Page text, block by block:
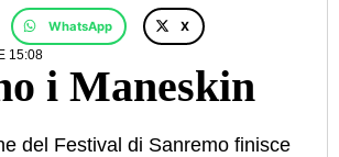
WhatsApp
X
15:08
i Maneskin
del Festival di Sanremo finisce